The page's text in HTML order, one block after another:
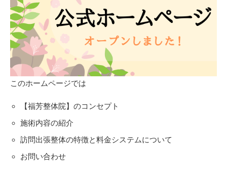
このホームページでは
【福芳整体院】のコンセプト
施術内容の紹介
訪問出張整体の特徴と料金システムについて
お問い合わせ